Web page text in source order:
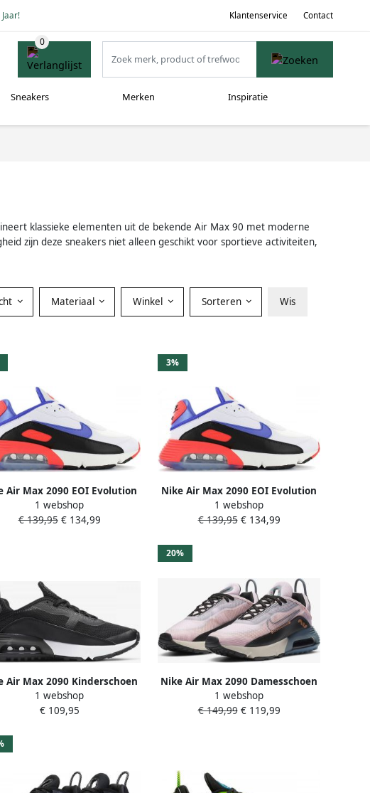
Klantenservice Contact
Sneakers Merken Inspiratie
klassieke elementen uit de bekende Air Max 90 met moderne
zijn deze sneakers niet alleen geschikt voor sportieve activiteiten,
Materiaal Winkel Sorteren Wis
Air Max 2090 EOI Evolution
Icons Heren Sneakers Sport
Schoenen Wit DA9357
1 webshop
€ 139,95€ 134,99
3%
Nike Air Max 2090 EOI Evolution
Of Icons Heren Sneakers Sport
Casual Schoenen Wit DA9357
1 webshop
€ 139,95€ 134,99
Air Max 2090 Kinderschoen
White Wolf Grey Anthracite
1 webshop
€ 109,95
20%
Nike Air Max 2090 Damesschoen
Light Arctic Pink Ozone Blue
Healing Orange Black Dames
1 webshop
€ 149,99€ 119,99